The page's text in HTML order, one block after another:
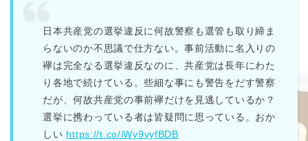
日本共産党の選挙違反に何故警察も選管も取り締ま
らないのか不思議で仕方ない。事前活動に名入りの
襷は完全なる選挙違反なのに、共産党は長年にわた
り各地で続けている。些細な事にも警告をだす警察
だが、何故共産党の事前襷だけを見逃しているか？
選挙に携わっている者は皆疑問に思っている。おか
しい https://t.co/iWy9vyfBDB